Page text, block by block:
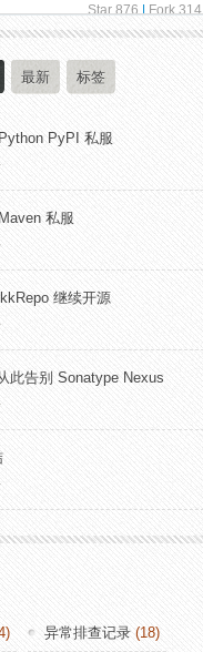
Star 876|Fork 314
最新 标签
PyPI 私服
·
私服
·
继续开源
·
此告别 Sonatype Nexus
·
·
异常排查记录 (18)